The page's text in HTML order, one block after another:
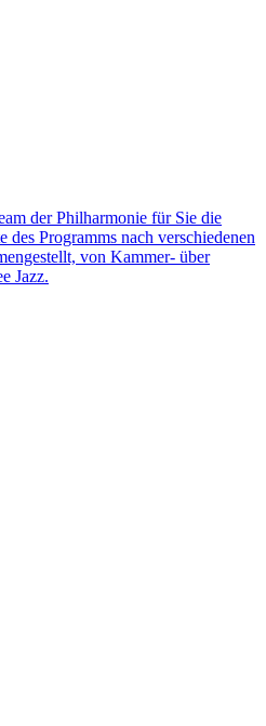
der Philharmonie für Sie die
des Programms nach verschiedenen
von Kammer- über
Jazz.